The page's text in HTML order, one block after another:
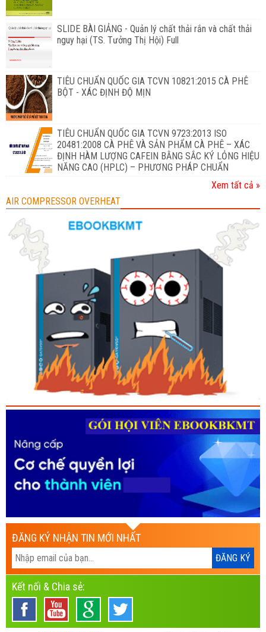
SLIDE BÀI GIẢNG - Quản lý chất thải rắn và chất thải
nguy hại (TS. Tưởng Thị Hội) Full
TIÊU CHUẨN QUỐC GIA TCVN 10821:2015 CÀ PHÊ
BỘT - XÁC ĐỊNH ĐỘ MỊN
TIÊU CHUẨN QUỐC GIA TCVN 9723:2013 ISO
20481:2008 CÀ PHÊ VÀ SẢN PHẨM CÀ PHÊ – XÁC
ĐỊNH HÀM LƯỢNG CAFEIN BẰNG SẮC KÝ LỎNG HIỆU
NĂNG CAO (HPLC) – PHƯƠNG PHÁP CHUẨN
Xem tất cả »
AIR COMPRESSOR OVERHEAT
ĐĂNG KÝ NHẬN TIN MỚI NHẤT
Kết nối & Chia sẻ: